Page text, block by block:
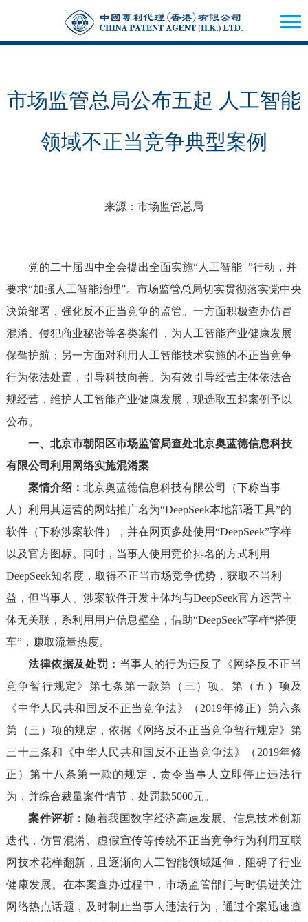
市场监管总局公布五起 人工智能
领域不正当竞争典型案例
来源：市场监管总局
党的二十届四中全会提出全面实施“人工智能+”行动，并
要求“加强人工智能治理”。市场监管总局切实贯彻落实党中央
决策部署，强化反不正当竞争的监管。一方面积极查办仿冒
混淆、侵犯商业秘密等各类案件，为人工智能产业健康发展
保驾护航；另一方面对利用人工智能技术实施的不正当竞争
行为依法处置，引导科技向善。为有效引导经营主体依法合
规经营，维护人工智能产业健康发展，现选取五起案例予以
公布。
一、北京市朝阳区市场监管局查处北京奥蓝德信息科技
有限公司利用网络实施混淆案
案情介绍： 北京奥蓝德信息科技有限公司（下称当事
人）利用其运营的网站推广名为“DeepSeek本地部署工具”的
软件（下称涉案软件），并在网页多处使用“DeepSeek”字样
以及官方图标。同时，当事人使用竞价排名的方式利用
DeepSeek知名度，取得不正当市场竞争优势，获取不当利
益，但当事人、涉案软件开发主体均与DeepSeek官方运营主
体无关联，系利用用户信息壁垒，借助“DeepSeek”字样“搭便
车”，赚取流量热度。
法律依据及处罚： 当事人的行为违反了《网络反不正当
竞争暂行规定》第七条第一款第（三）项、第（五）项及
《中华人民共和国反不正当竞争法》（2019年修正）第六条
第（三）项的规定，依据《网络反不正当竞争暂行规定》第
三十三条和《中华人民共和国反不正当竞争法》（2019年修
正）第十八条第一款的规定，责令当事人立即停止违法行
为，并综合裁量案件情节，处罚款5000元。
案件评析： 随着我国数字经济高速发展、信息技术创新
迭代，仿冒混淆、虚假宣传等传统不正当竞争行为利用互联
网技术花样翻新，且逐渐向人工智能领域延伸，阻碍了行业
健康发展。在本案查办过程中，市场监管部门与时俱进关注
网络热点话题，及时制止当事人违法行为，通过个案迅速查